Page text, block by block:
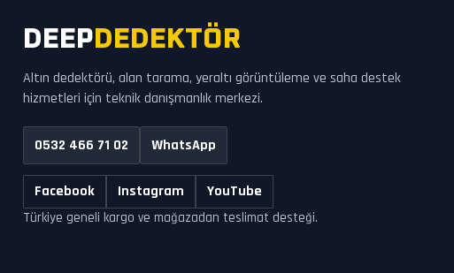
DEEP DEDEKTÖR
Altın dedektörü, alan tarama, yeraltı görüntüleme ve saha destek
hizmetleri için teknik danışmanlık merkezi.
0532 466 71 02 WhatsApp
Facebook Instagram YouTube
Türkiye geneli kargo ve mağazadan teslimat desteği.